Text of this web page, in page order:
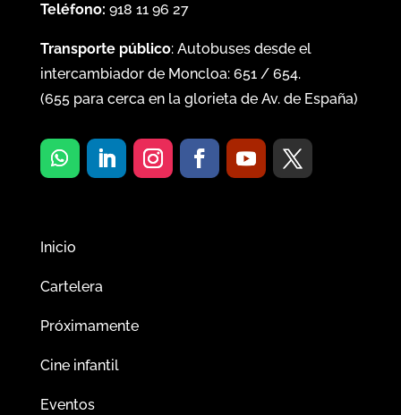
Teléfono: 918 11 96 27
Transporte público: Autobuses desde el
intercambiador de Moncloa: 651/ 654.
(655para cerca en la glorieta de Av. de España)
Inicio
Cartelera
Próximamente
Cine infantil
Eventos